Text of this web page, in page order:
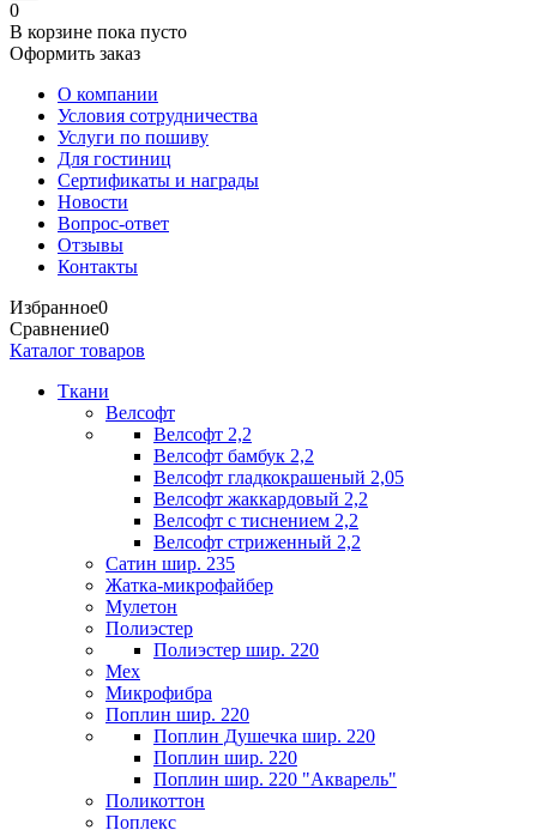
0
В корзине пока пусто
Оформить заказ
О компании
Условия сотрудничества
Услуги по пошиву
Для гостиниц
Сертификаты и награды
Новости
Вопрос-ответ
Отзывы
Контакты
Избранное0
Сравнение0
Каталог товаров
Ткани
Велсофт
Велсофт 2,2
Велсофт бамбук 2,2
Велсофт гладкокрашеный 2,05
Велсофт жаккардовый 2,2
Велсофт с тиснением 2,2
Велсофт стриженный 2,2
Сатин шир. 235
Жатка-микрофайбер
Мулетон
Полиэстер
Полиэстер шир. 220
Мех
Микрофибра
Поплин шир. 220
Поплин Душечка шир. 220
Поплин шир. 220
Поплин шир. 220 "Акварель"
Поликоттон
Поплекс